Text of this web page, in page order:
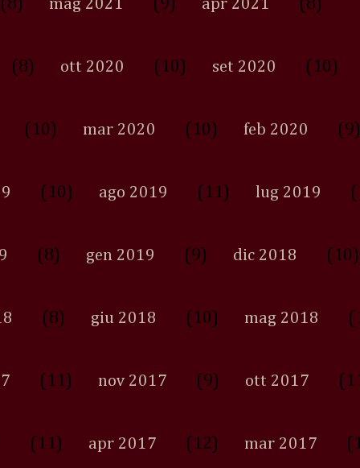
(8) mag 2021 (9) apr 2021 (8)
(8) ott 2020 (10) set 2020 (10)
(10) mar 2020 (10) feb 2020 (9)
(10) ago 2019 (11) lug 2019
(8) gen 2019 (9) dic 2018 (10)
(8) giu 2018 (10) mag 2018
(11) nov 2017 (9) ott 2017
(11) apr 2017 (12) mar 2017